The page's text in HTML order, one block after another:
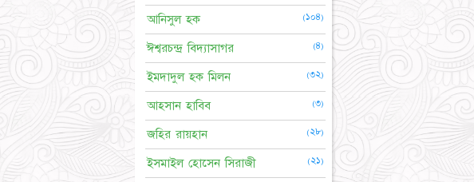
আনিসুল হক (১০৪)
ঈশ্বরচন্দ্র বিদ্যাসাগর (৪)
ইমদাদুল হক মিলন (৩২)
আহসান হাবিব (৩)
জহির রায়হান (২৮)
ইসমাইল হোসেন সিরাজী (২১)